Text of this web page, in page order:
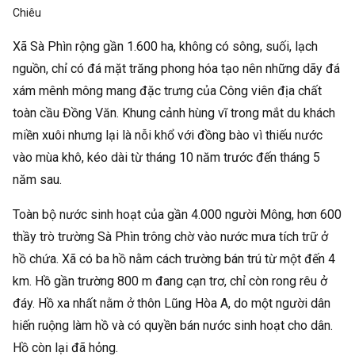
Chiêu
Xã Sà Phìn rộng gần 1.600 ha, không có sông, suối, lạch
nguồn, chỉ có đá mặt trăng phong hóa tạo nên những dãy đá
xám mênh mông mang đặc trưng của Công viên địa chất
toàn cầu Đồng Văn. Khung cảnh hùng vĩ trong mắt du khách
miền xuôi nhưng lại là nỗi khổ với đồng bào vì thiếu nước
vào mùa khô, kéo dài từ tháng 10 năm trước đến tháng 5
năm sau.
Toàn bộ nước sinh hoạt của gần 4.000 người Mông, hơn 600
thầy trò trường Sà Phìn trông chờ vào nước mưa tích trữ ở
hồ chứa. Xã có ba hồ nằm cách trường bán trú từ một đến 4
km. Hồ gần trường 800 m đang cạn trơ, chỉ còn rong rêu ở
đáy. Hồ xa nhất nằm ở thôn Lũng Hòa A, do một người dân
hiến ruộng làm hồ và có quyền bán nước sinh hoạt cho dân.
Hồ còn lại đã hỏng.